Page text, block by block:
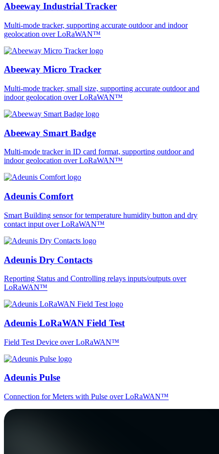
Abeeway Industrial Tracker
Multi-mode tracker, supporting accurate outdoor and indoor
geolocation over LoRaWAN™
Abeeway Micro Tracker
Multi-mode tracker, small size, supporting accurate outdoor and
indoor geolocation over LoRaWAN™
Abeeway Smart Badge
Multi-mode tracker in ID card format, supporting outdoor and
indoor geolocation over LoRaWAN™
Adeunis Comfort
Smart Building sensor for temperature humidity button and dry
contact input over LoRaWAN™
Adeunis Dry Contacts
Reporting Status and Controlling relays inputs/outputs over
LoRaWAN™
Adeunis LoRaWAN Field Test
Field Test Device over LoRaWAN™
Adeunis Pulse
Connection for Meters with Pulse over LoRaWAN™